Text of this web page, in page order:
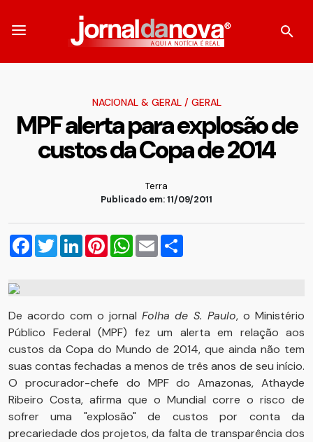
NACIONAL & GERAL/ GERAL
MPF alerta para explosão de
custos da Copa de 2014
Terra
Publicado em: 11/09/2011
Facebook
TwitterLinkedInPinterestWhatsApp
Email
De acordo com o jornal Folha de S. Paulo, o Ministério
Público Federal (MPF) fez um alerta em relação aos
custos da Copa do Mundo de 2014, que ainda não tem
suas contas fechadas a menos de três anos de seu início.
O procurador-chefe do MPF do Amazonas, Athayde
Ribeiro Costa, afirma que o Mundial corre o risco de
sofrer uma "explosão" de custos por conta da
precariedade dos projetos, da falta de transparência dos